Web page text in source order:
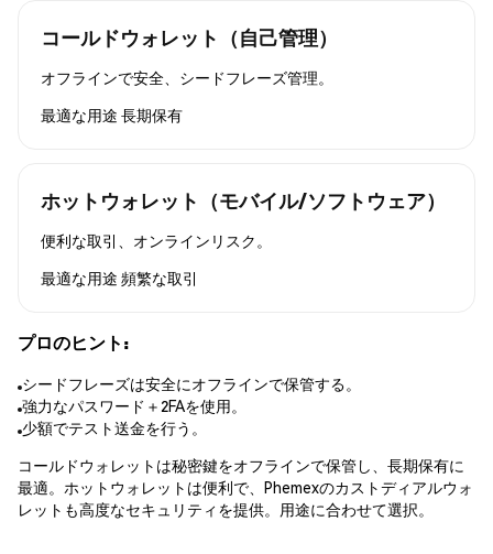
コールドウォレット（自己管理）
オフラインで安全、シードフレーズ管理。
最適な用途 長期保有
ホットウォレット（モバイル/ソフトウェア）
便利な取引、オンラインリスク。
最適な用途 頻繁な取引
プロのヒント:
シードフレーズは安全にオフラインで保管する。
強力なパスワード＋2FAを使用。
少額でテスト送金を行う。
コールドウォレットは秘密鍵をオフラインで保管し、長期保有に
最適。ホットウォレットは便利で、Phemexのカストディアルウォ
レットも高度なセキュリティを提供。用途に合わせて選択。